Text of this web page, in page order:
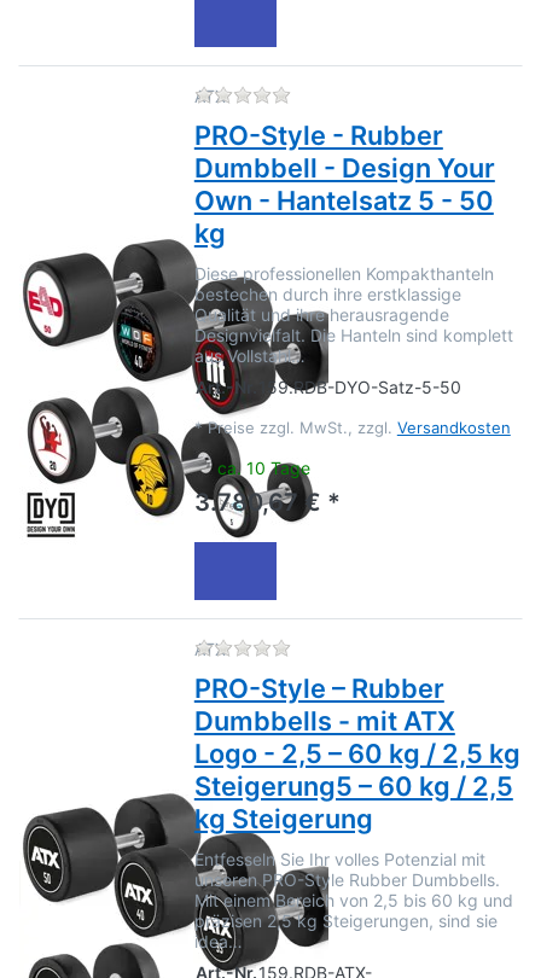
ATX Zu diesem Produkt liegen
PRO-Style - Rubber
Dumbbell - Design Your
Own - Hantelsatz 5 - 50
kg
Diese professionellen Kompakthanteln
bestechen durch ihre erstklassige
Qualität und ihre herausragende
Designvielfalt. Die Hanteln sind komplett
aus Vollstahl…
Art.-Nr.
159.RDB-DYO-Satz-5-50
* Preise zzgl. MwSt., zzgl. Versandkosten
ca. 10 Tage
3.780,67 € *
ATX Zu diesem Produkt liegen
PRO-Style – Rubber
Dumbbells - mit ATX
Logo - 2,5 – 60 kg / 2,5 kg
Steigerung5 – 60 kg / 2,5
kg Steigerung
Entfesseln Sie Ihr volles Potenzial mit
unseren PRO-Style Rubber Dumbbells.
Mit einem Bereich von 2,5 bis 60 kg und
präzisen 2,5 kg Steigerungen, sind sie
idea…
Art.-Nr.159.RDB-ATX-